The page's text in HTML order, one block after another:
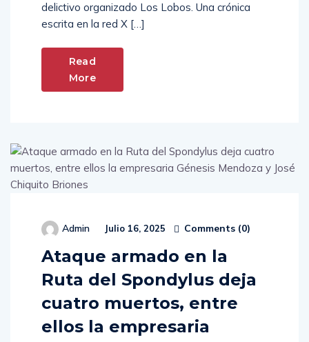
delictivo organizado Los Lobos. Una crónica
escrita en la red X […]
Read
More
Admin Julio 16, 2025 Comments (0)
Ataque armado en la
Ruta del Spondylus deja
cuatro muertos, entre
ellos la empresaria